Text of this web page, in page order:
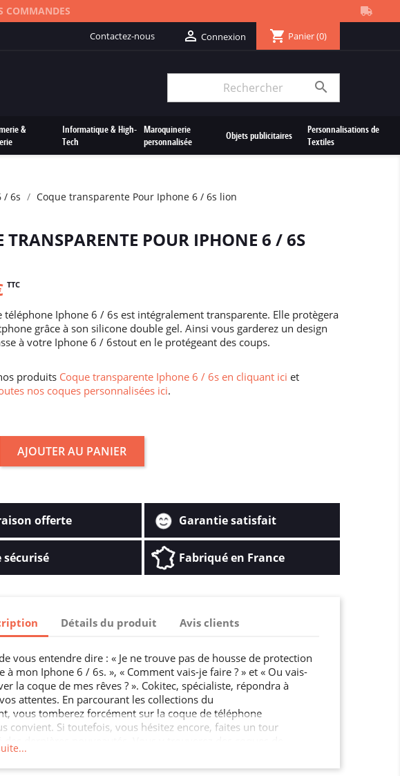
COMMANDES
Contactez-nous  Connexion shopping_cart Panier(0)

&
Informatique & High-
Tech
Maroquinerie
personnalisée
Objets publicitaires
Personnalisations de
Textiles
/ 6s Coque transparente Pour Iphone 6 / 6s lion
TRANSPARENTE POUR IPHONE 6 / 6S
TTC
téléphone Iphone 6 / 6s est intégralement transparente. Elle protègera
grâce à son silicone double gel. Ainsi vous garderez un design
à votre Iphone 6 / 6stout en le protégeant des coups.
produits Coque transparente Iphone 6 / 6s en cliquant ici et
nos coques personnalisées ici.
AJOUTER AU PANIER
offerte Garantie satisfait
sécurisé Fabriqué en France
Détails du produit Avis clients
vous entendre dire : « Je ne trouve pas de housse de protection
à mon Iphone 6 / 6s. », « Comment vais-je faire ? » et « Ou vais-
la coque de mes rêves ? ». Cokitec, spécialiste, répondra à
attentes. En parcourant les collections du
vous tomberez forcément sur la coque de téléphone
convient. Si toutefois, vous hésitez encore, faites un tour
imprimées ou unies, et des housses pour tablette très
avec différents motifs et divers univers. Et